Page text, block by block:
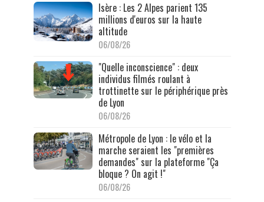
Isère : Les 2 Alpes parient 135
millions d'euros sur la haute
altitude
06/08/26
"Quelle inconscience" : deux
individus filmés roulant à
trottinette sur le périphérique près
de Lyon
06/08/26
Métropole de Lyon : le vélo et la
marche seraient les "premières
demandes" sur la plateforme "Ça
bloque ? On agit !"
06/08/26